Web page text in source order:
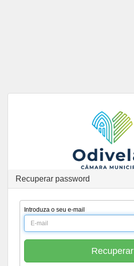
Recuperar password
Introduza o seu e-mail
Recuperar